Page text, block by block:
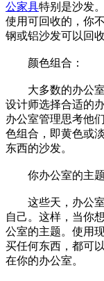
公家具特别是沙发
使用可回收的，你
钢或铝沙发可以回收
颜色组合：
大多数的办公室
设计师选择合适的
办公室管理思考他
色组合，即黄色或
东西的沙发。
你办公室的主题
这些天，办公室
自己。这样，当你
公室的主题。使用
买任何东西，都可
在你的办公室。